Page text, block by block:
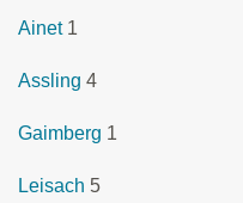
Ainet 1
Assling 4
Gaimberg 1
Leisach 5